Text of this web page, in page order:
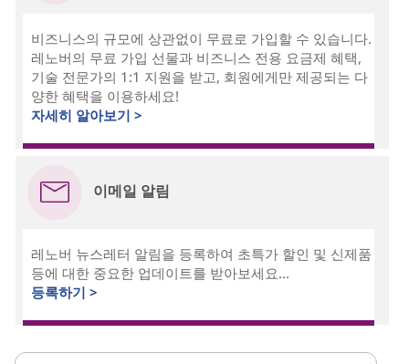
비즈니스의 규모에 상관없이 무료로 가입할 수 있습니다.
레노버의 무료 가입 선물과 비즈니스 전용 요금제 혜택,
기술 전문가의 1:1 지원을 받고, 회원에게만 제공되는 다
양한 혜택을 이용하세요!
자세히 알아보기 >
이메일 알림
레노버 뉴스레터 알림을 등록하여 초특가 할인 및 신제품
등에 대한 중요한 업데이트를 받아보세요...
등록하기 >